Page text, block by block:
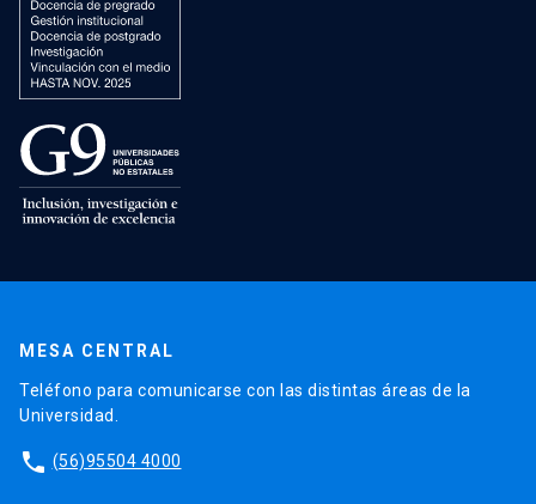
MESA CENTRAL
Teléfono para comunicarse con las distintas áreas de la
Universidad.
phone (56)95504 4000